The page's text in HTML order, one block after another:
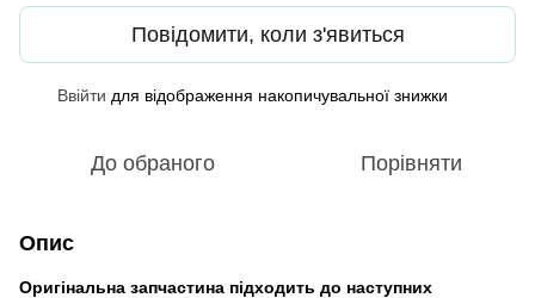
Повідомити, коли з'явиться
Ввійти для відображення накопичувальної знижки
До обраного Порівняти
Опис
Оригінальна запчастина підходить до наступних